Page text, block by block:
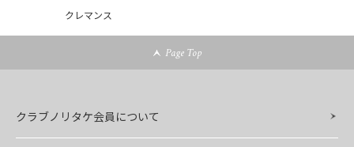
クレマンス
Page Top
クラブノリタケ会員について